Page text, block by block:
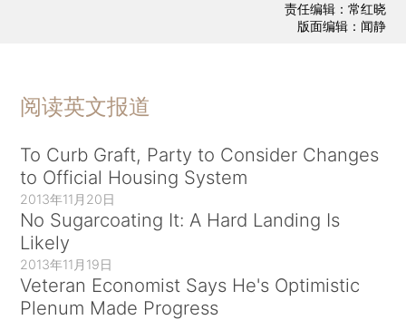
责任编辑：常红晓
版面编辑：闻静
阅读英文报道
To Curb Graft, Party to Consider Changes
to Official Housing System
2013年11月20日
No Sugarcoating It: A Hard Landing Is
Likely
2013年11月19日
Veteran Economist Says He's Optimistic
Plenum Made Progress